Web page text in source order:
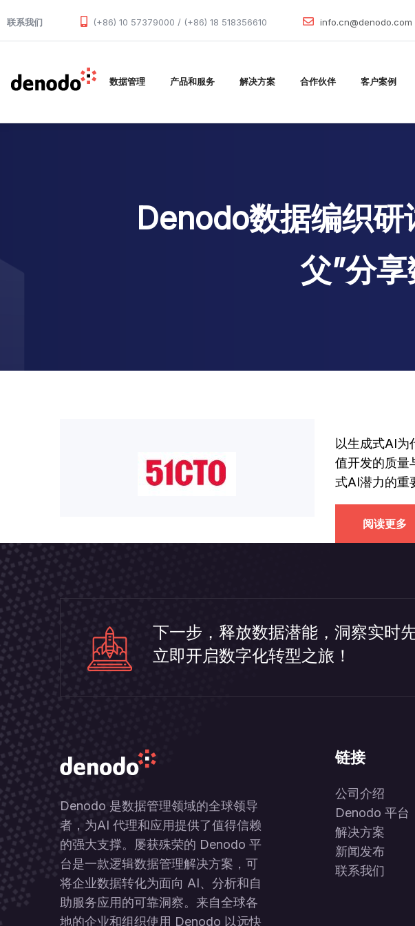
联系我们 (+86) 10 57379000 / (+86) 18 518356610 info.cn@denodo.com
数据管理 产品和服务 解决方案 合作伙伴 客户案例
Denodo数据编织研
父”分
以生成式AI为
值开发的质量
式AI潜力的重
阅读更多
下一步，释放数据潜能，洞察实时先
立即开启数字化转型之旅！
Denodo 是数据管理领域的全球领导
者，为AI 代理和应用提供了值得信赖
的强大支撑。屡获殊荣的 Denodo 平
台是一款逻辑数据管理解决方案，可
将企业数据转化为面向 AI、分析和自
助服务应用的可靠洞察。来自全球各
地的企业和组织使用 Denodo 以远快
链接
公司介绍
Denodo 平台
解决方案
新闻发布
联系我们